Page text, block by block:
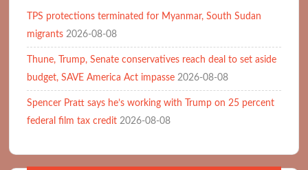
TPS protections terminated for Myanmar, South Sudan
migrants 2026-08-08
Thune, Trump, Senate conservatives reach deal to set aside
budget, SAVE America Act impasse 2026-08-08
Spencer Pratt says he’s working with Trump on 25 percent
federal film tax credit 2026-08-08